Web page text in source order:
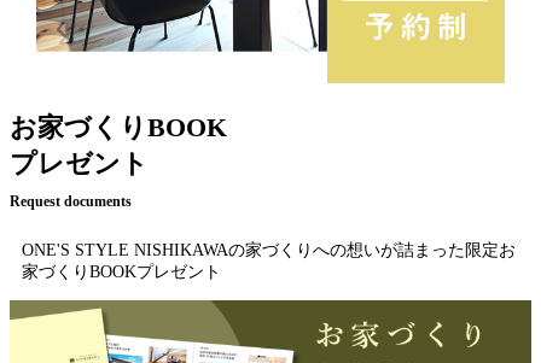
お家づくりBOOK
プレゼント
Request documents
ONE'S STYLE NISHIKAWAの家づくりへの想いが詰まった限定お
家づくりBOOKプレゼント